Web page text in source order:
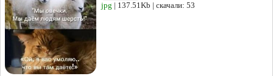
jpg | 137.51Kb | скачали: 53